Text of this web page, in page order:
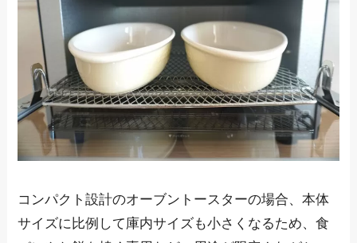
コンパクト設計のオーブントースターの場合、本体
サイズに比例して庫内サイズも小さくなるため、食